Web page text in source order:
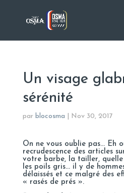
Un visage
sérénité
par blocosma Nov 30, 2017
On ne vous oublie pas… Eh
recrudescence des articles
votre barbe, la tailler,
les poils gris… il y de
délaissés et ce malgré des
« rasés de prés ».